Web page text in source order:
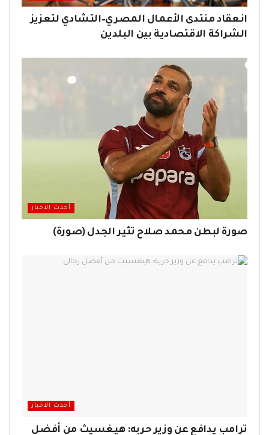
انعقاد منتدى الأعمال المصري–التشادي لتعزيز
الشراكة الاقتصادية بين البلدين
أحدث الاخبار
صورة لبطن محمد صلاح تثير الجدل (صورة)
أحدث الاخبار
ترامب يدافع عن وزير حربه: هيغسيث من أفضل